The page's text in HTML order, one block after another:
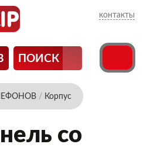
контакты
ПОИСК
/ Корпус
со